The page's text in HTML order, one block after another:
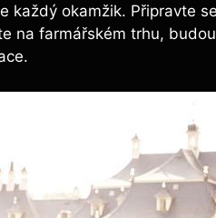
každý okamžik. Připravte
na farmářském trhu,